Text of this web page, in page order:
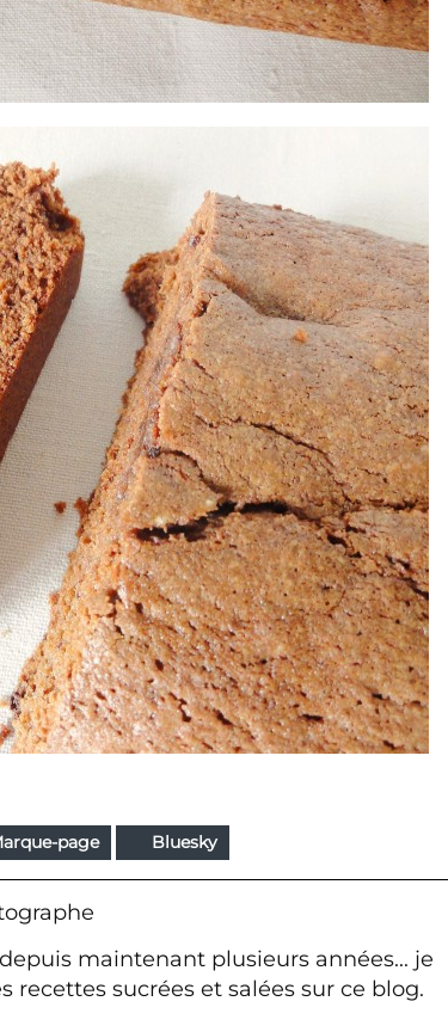
page Bluesky
maintenant plusieurs années... je
recettes sucrées et salées sur ce blog.